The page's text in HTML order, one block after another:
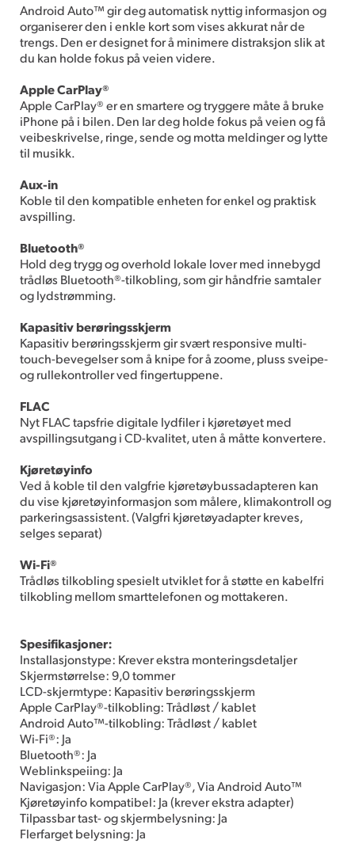
Android Auto™ gir deg automatisk nyttig informasjon og
organiserer den i enkle kort som vises akkurat når de
trengs. Den er designet for å minimere distraksjon slik at
du kan holde fokus på veien videre.
Apple CarPlay®
Apple CarPlay® er en smartere og tryggere måte å bruke
iPhone på i bilen. Den lar deg holde fokus på veien og få
veibeskrivelse, ringe, sende og motta meldinger og lytte
til musikk.
Aux-in
Koble til den kompatible enheten for enkel og praktisk
avspilling.
Bluetooth®
Hold deg trygg og overhold lokale lover med innebygd
trådløs Bluetooth®-tilkobling, som gir håndfrie samtaler
og lydstrømming.
Kapasitiv berøringsskjerm
Kapasitiv berøringsskjerm gir svært responsive multi-
touch-bevegelser som å knipe for å zoome, pluss sveipe-
og rullekontroller ved fingertuppene.
FLAC
Nyt FLAC tapsfrie digitale lydfiler i kjøretøyet med
avspillingsutgang i CD-kvalitet, uten å måtte konvertere.
Kjøretøyinfo
Ved å koble til den valgfrie kjøretøybussadapteren kan
du vise kjøretøyinformasjon som målere, klimakontroll og
parkeringsassistent. (Valgfri kjøretøyadapter kreves,
selges separat)
Wi-Fi®
Trådløs tilkobling spesielt utviklet for å støtte en kabelfri
tilkobling mellom smarttelefonen og mottakeren.
Spesifikasjoner:
Installasjonstype: Krever ekstra monteringsdetaljer
Skjermstørrelse: 9,0 tommer
LCD-skjermtype: Kapasitiv berøringsskjerm
Apple CarPlay®-tilkobling: Trådløst / kablet
Android Auto™-tilkobling: Trådløst / kablet
Wi-Fi®: Ja
Bluetooth®: Ja
Weblinkspeiing: Ja
Navigasjon: Via Apple CarPlay®, Via Android Auto™
Kjøretøyinfo kompatibel: Ja (krever ekstra adapter)
Tilpassbar tast- og skjermbelysning: Ja
Flerfarget belysning: Ja